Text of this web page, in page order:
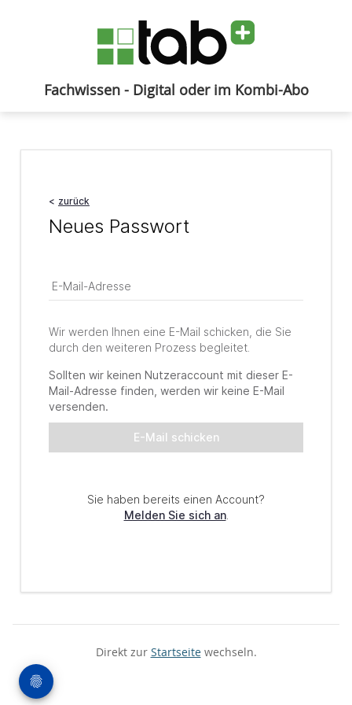
Fachwissen - Digital oder im Kombi-Abo
Direkt zur Startseitewechseln.